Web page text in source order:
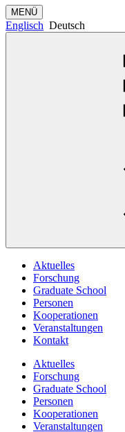
MENÜ
Englisch Deutsch
Aktuelles
Forschung
Graduate School
Personen
Kooperationen
Veranstaltungen
Kontakt
Aktuelles
Forschung
Graduate School
Personen
Kooperationen
Veranstaltungen